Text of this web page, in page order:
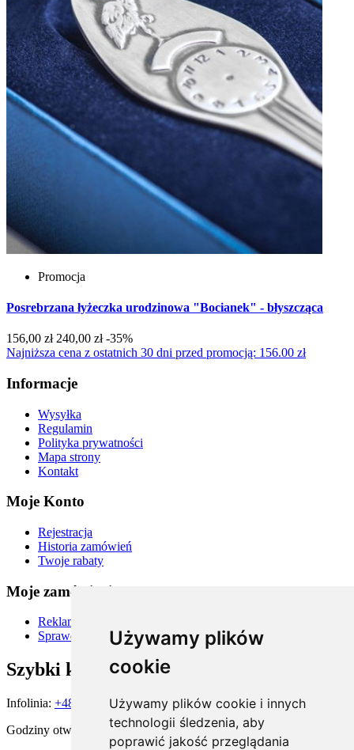
Używamy plików
cookie
Używamy plików cookie i innych
technologii śledzenia, aby
poprawić jakość przeglądania
Promocja
Posrebrzana łyżeczka urodzinowa "Bocianek" - błyszcząca
156,00 zł 240,00 zł -35%
Najniższa cena z ostatnich 30 dni przed promocją: 156.00 zł
Informacje
Wysyłka
Regulamin
Polityka prywatności
Mapa strony
Kontakt
Moje Konto
Rejestracja
Historia zamówień
Twoje rabaty
Moje zamówienia
Reklamacje i zwroty
Sprawdź status zamówienia
Szybki kontakt
Infolinia: +48 667 900 581
Godziny otwarcia: